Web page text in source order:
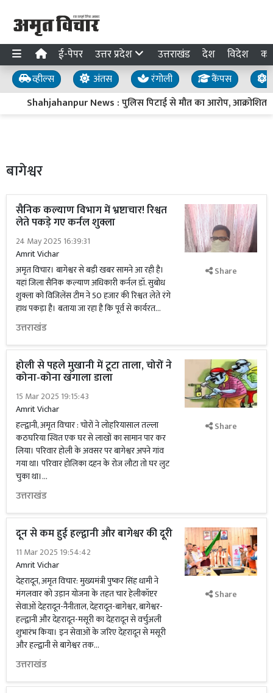
ई-पेपर उत्तर प्रदेश उत्तराखंड देश विदेश
व्हील्स अंतस रंगोली कैंपस
Shahjahanpur News : पुलिस पिटाई से मौत का आरोप, आक्रोशित
बागेश्वर
सैनिक कल्याण विभाग में भ्रष्टाचार! रिश्वत
लेते पकड़े गए कर्नल शुक्ला
24 May 2025 16:39:31
Amrit Vichar
अमृत विचार। बागेश्वर से बड़ी खबर सामने आ रही है।
यहां जिला सैनिक कल्याण अधिकारी कर्नल डॉ. सुबोध
शुक्ला को विजिलेंस टीम ने 50 हजार की रिश्वत लेते रंगे
हाथ पकड़ा है। बताया जा रहा है कि पूर्व से कार्यरत...
उत्तराखंड
Share
होली से पहले मुखानी में टूटा ताला, चोरों ने
कोना-कोना खंगाला डाला
15 Mar 2025 19:15:43
Amrit Vichar
हल्द्वानी, अमृत विचार : चोरों ने लोहरियासाल तल्ला
कठघरिया स्थित एक घर से लाखों का सामान पार कर
लिया। परिवार होली के अवसर पर बागेश्वर अपने गांव
गया था। परिवार होलिका दहन के रोज लौटा तो घर लुट
चुका था।...
उत्तराखंड
Share
दून से कम हुई हल्द्वानी और बागेश्वर की दूरी
11 Mar 2025 19:54:42
Amrit Vichar
देहरादून, अमृत विचार: मुख्यमंत्री पुष्कर सिंह धामी ने
मंगलवार को उड़ान योजना के तहत चार हेलीकॉप्टर
सेवाओं देहरादून-नैनीताल, देहरादून-बागेश्वर, बागेश्वर-
हल्द्वानी और देहरादून-मसूरी का देहरादून से वर्चुअली
शुभारंभ किया। इन सेवाओं के जरिए देहरादून से मसूरी
और हल्द्वानी से बागेश्वर तक...
उत्तराखंड
Share